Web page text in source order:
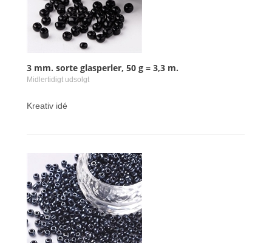
3 mm. sorte glasperler, 50 g = 3,3 m.
Midlertidigt udsolgt
Kreativ idé